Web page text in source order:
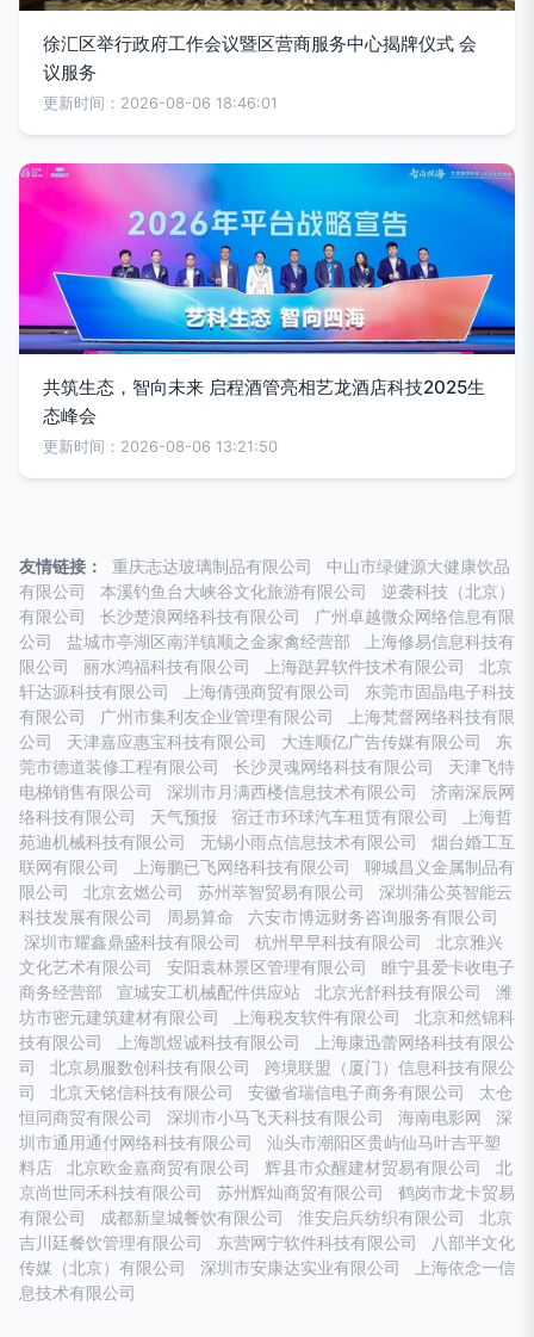
徐汇区举行政府工作会议暨区营商服务中心揭牌仪式 会
议服务
更新时间：2026-08-06 18:46:01
共筑生态，智向未来 启程酒管亮相艺龙酒店科技2025生
态峰会
更新时间：2026-08-06 13:21:50
友情链接： 重庆志达玻璃制品有限公司
中山市绿健源大健康饮品
有限公司
本溪钓鱼台大峡谷文化旅游有限公司
逆袭科技（北京）
有限公司
长沙楚浪网络科技有限公司
广州卓越微众网络信息有限
公司
盐城市亭湖区南洋镇顺之金家禽经营部
上海修易信息科技有
限公司
丽水鸿福科技有限公司 上海跶昇软件技术有限公司
北京
轩达源科技有限公司
上海倩强商贸有限公司
东莞市固晶电子科技
有限公司
广州市集利友企业管理有限公司
上海梵督网络科技有限
公司
天津嘉应惠宝科技有限公司 大连顺亿广告传媒有限公司
东
莞市德道装修工程有限公司
长沙灵魂网络科技有限公司
天津飞特
电梯销售有限公司
深圳市月满西楼信息技术有限公司
济南深辰网
络科技有限公司
天气预报 宿迁市环球汽车租赁有限公司
上海哲
苑迪机械科技有限公司
无锡小雨点信息技术有限公司
烟台婚工互
联网有限公司
上海鹏已飞网络科技有限公司
聊城昌义金属制品有
限公司
北京玄燃公司 苏州萃智贸易有限公司
深圳蒲公英智能云
科技发展有限公司
周易算命
六安市博远财务咨询服务有限公司
深圳市耀鑫鼎盛科技有限公司
杭州早早科技有限公司
北京雅兴
文化艺术有限公司
安阳袁林景区管理有限公司
睢宁县爱卡收电子
商务经营部
宣城安工机械配件供应站 北京光舒科技有限公司
潍
坊市密元建筑建材有限公司
上海税友软件有限公司
北京和然锦科
技有限公司
上海凯煜诚科技有限公司
上海康迅蕾网络科技有限公
司
北京易服数创科技有限公司
跨境联盟（厦门）信息科技有限公
司
北京天铭信科技有限公司 安徽省瑞信电子商务有限公司
太仓
恒同商贸有限公司
深圳市小马飞天科技有限公司 海南电影网
深
圳市通用通付网络科技有限公司
汕头市潮阳区贵屿仙马叶吉平塑
料店
北京欧金嘉商贸有限公司 辉县市众醒建材贸易有限公司
北
京尚世同禾科技有限公司
苏州辉灿商贸有限公司
鹤岗市龙卡贸易
有限公司
成都新皇城餐饮有限公司 淮安启兵纺织有限公司
北京
吉川廷餐饮管理有限公司
东营网宁软件科技有限公司
八部半文化
传媒（北京）有限公司
深圳市安康达实业有限公司
上海依念一信
息技术有限公司